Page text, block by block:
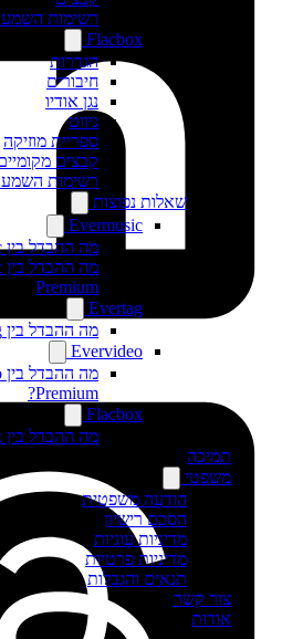
רשימות השמעה
Flacbox
הגדרות
חיבורים
נגן אודיו
ניווט
ספריית מוזיקה
קבצים מקומיים
רשימות השמעה
שאלות נפוצות
Evermusic
מה ההבדל בין Evermusic ל-Flacbox
Premium
Evertag
מה ההבדל בין Evertag ל-Evertag Premium
Evervideo
Premium?
Flacbox
מה ההבדל בין Flacbox ל-Flacbox Premium?
תמיכה
משפטי
הודעה משפטית
הסכם רישיון
מדיניות עוגיות
מדיניות פרטיות
תנאים והגבלות
צור קשר
אודות